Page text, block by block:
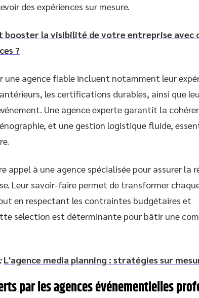
des expériences sur mesure.
booster la visibilité de votre entreprise avec
?
une agence fiable incluent notamment leur
les certifications durables, ainsi que
Une agence experte garantit la
et une gestion logistique fluide,
appel à une agence spécialisée pour assurer la
Leur savoir-faire permet de transformer
en respectant les contraintes budgétaires et
sélection est déterminante pour bâtir une
L'agence media planning : stratégies sur
par les agences événementielles